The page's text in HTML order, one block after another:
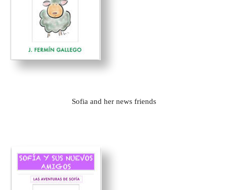
Sofia and her news friends